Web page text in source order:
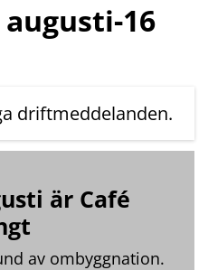
16
driftmeddelanden.
är Café
av ombyggnation.